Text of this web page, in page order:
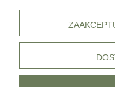
© 2026 Wszelkie prawa